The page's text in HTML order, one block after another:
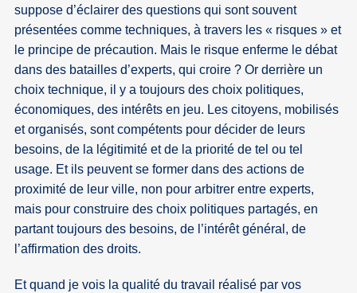
suppose d’éclairer des questions qui sont souvent
présentées comme techniques, à travers les « risques » et
le principe de précaution. Mais le risque enferme le débat
dans des batailles d’experts, qui croire ? Or derrière un
choix technique, il y a toujours des choix politiques,
économiques, des intérêts en jeu. Les citoyens, mobilisés
et organisés, sont compétents pour décider de leurs
besoins, de la légitimité et de la priorité de tel ou tel
usage. Et ils peuvent se former dans des actions de
proximité de leur ville, non pour arbitrer entre experts,
mais pour construire des choix politiques partagés, en
partant toujours des besoins, de l’intérêt général, de
l’affirmation des droits.
Et quand je vois la qualité du travail réalisé par vos